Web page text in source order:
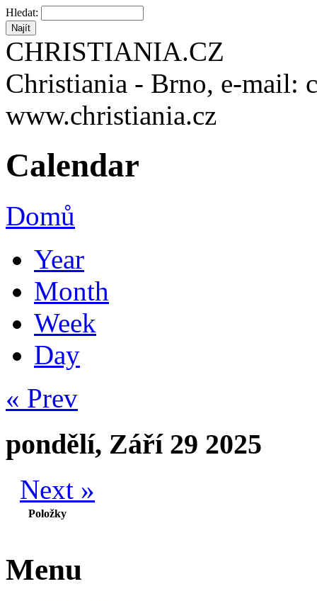
Hledat:
CHRISTIANIA.CZ
Christiania - Brno, e-mail:
www.christiania.cz
Calendar
Domů
Year
Month
Week
Day
« Prev
pondělí, Září 29 2025
Next »
Položky
Menu